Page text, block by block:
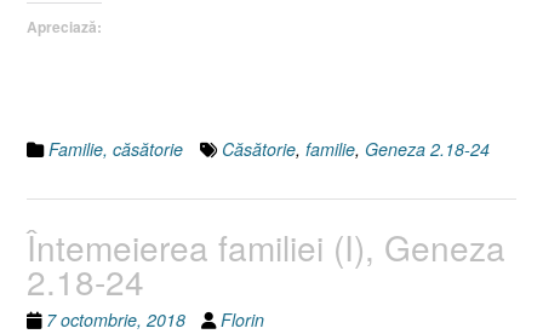
Apreciază:
Familie, căsătorie Căsătorie, familie, Geneza 2.18-24
Întemeierea familiei (I), Geneza
2.18-24
7 octombrie, 2018 Florin